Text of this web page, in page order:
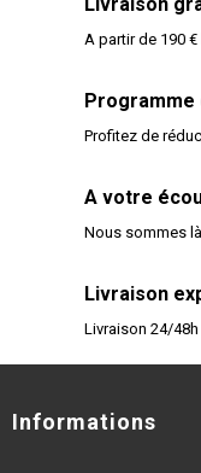
A partir de 190 €
Profitez de
A votre
Nous sommes
Livraison
Livraison 24/48h
Informations